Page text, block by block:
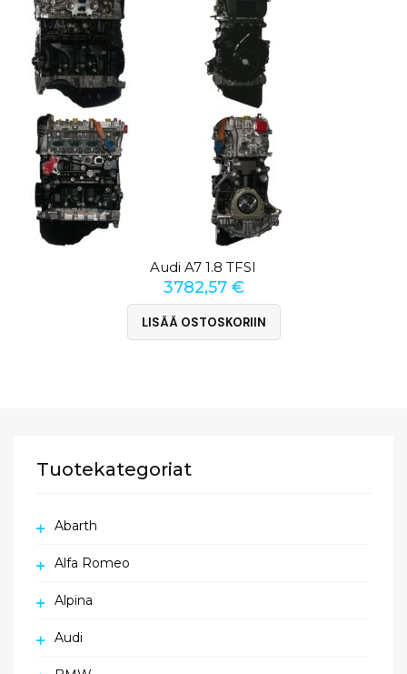
Audi A7 1.8 TFSI
3782,57 €
LISÄÄ OSTOSKORIIN
Tuotekategoriat
Abarth
Alfa Romeo
Alpina
Audi